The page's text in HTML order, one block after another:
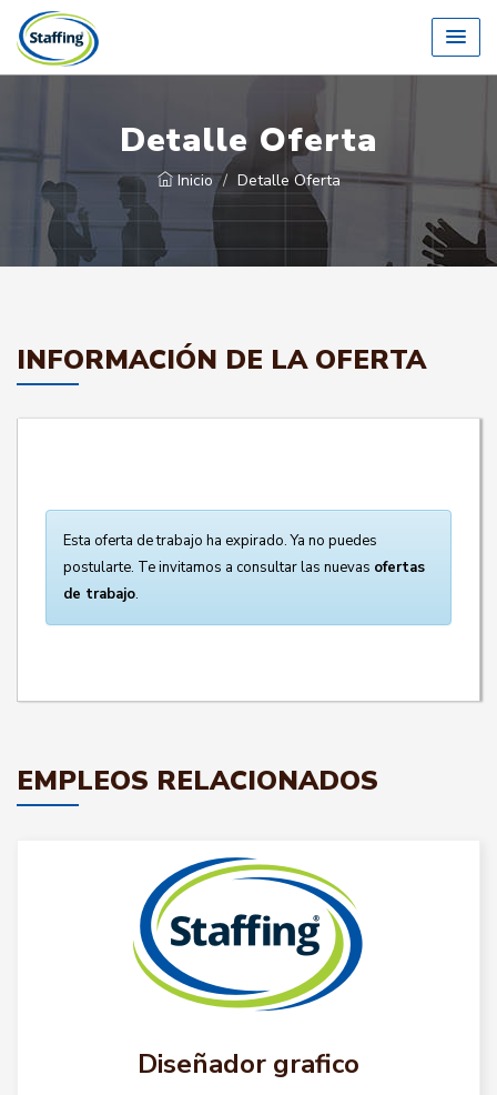
Detalle Oferta
Inicio Detalle Oferta
INFORMACIÓN DE LA OFERTA
Esta oferta de trabajo ha expirado. Ya no puedes
postularte. Te invitamos a consultar las nuevas ofertas
de trabajo.
EMPLEOS RELACIONADOS
Diseñador grafico